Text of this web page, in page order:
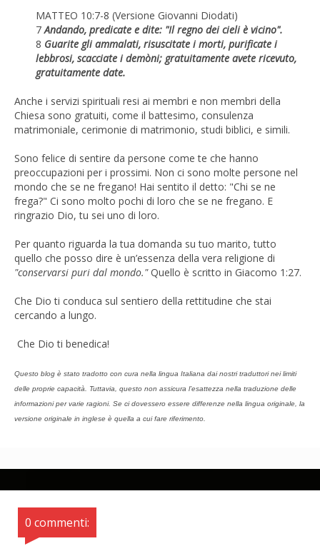
MATTEO 10:7-8 (Versione Giovanni Diodati)
7Andando, predicate e dite: "Il regno dei cieli è vicino".
8 Guarite gli ammalati, risuscitate i morti, purificate i
lebbrosi, scacciate i demòni; gratuitamente avete ricevuto,
gratuitamente date.
Anche i servizi spirituali resi ai membri e non membri della
Chiesa sono gratuiti, come il battesimo, consulenza
matrimoniale, cerimonie di matrimonio, studi biblici, e simili.
Sono felice di sentire da persone come te che hanno
preoccupazioni per i prossimi. Non ci sono molte persone nel
mondo che se ne fregano! Hai sentito il detto: "Chi se ne
frega?" Ci sono molto pochi di loro che se ne fregano. E
ringrazio Dio, tu sei uno di loro.
Per quanto riguarda la tua domanda su tuo marito, tutto
quello che posso dire è un’essenza della vera religione di
"conservarsi puri dal mondo."Quello è scritto in Giacomo 1:27.
Che Dio ti conduca sul sentiero della rettitudine che stai
cercando a lungo.
Che Dio ti benedica!
Questo blog è stato tradotto con cura nella lingua Italiana dai nostri traduttori nei limiti
delle proprie capacità. Tuttavia, questo non assicura l’esattezza nella traduzione delle
informazioni per varie ragioni. Se ci dovessero essere differenze nella lingua originale, la
versione originale in inglese è quella a cui fare riferimento.
0 commenti: